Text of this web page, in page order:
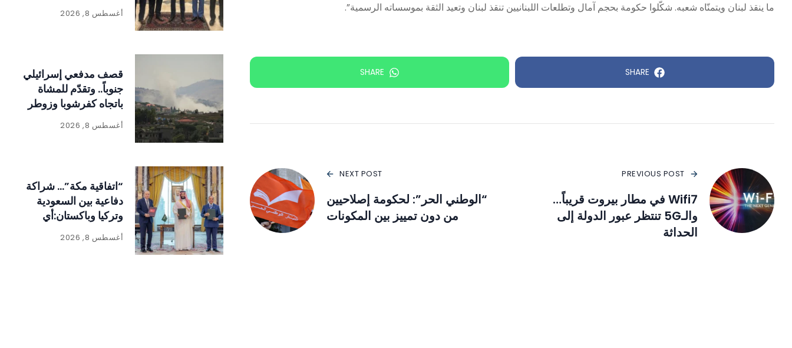
ما ينقذ لبنان ويتمنّاه شعبه. شكّلوا حكومة بحجم آمال وتطلعات اللبنانيين تنقذ لبنان وتعيد الثقة بموسساته الرسمية”.
SHARE
SHARE
PREVIOUS POST
Wifi7 في مطار بيروت قريباً…
والـ5G تنتظر عبور الدولة إلى
الحداثة
NEXT POST
“الوطني الحر”: لحكومة إصلاحيين
من دون تمييز بين المكونات
أغسطس 8, 2026
قصف مدفعي إسرائيلي
جنوباً.. وتقدّم للمشاة
باتجاه كفرشوبا وزوطر
أغسطس 8, 2026
“اتفاقية مكة”… شراكة
دفاعية بين السعودية
وتركيا وباكستان:أي
اعتداء على إحداها
استهداف للدول الثلاث
أغسطس 8, 2026